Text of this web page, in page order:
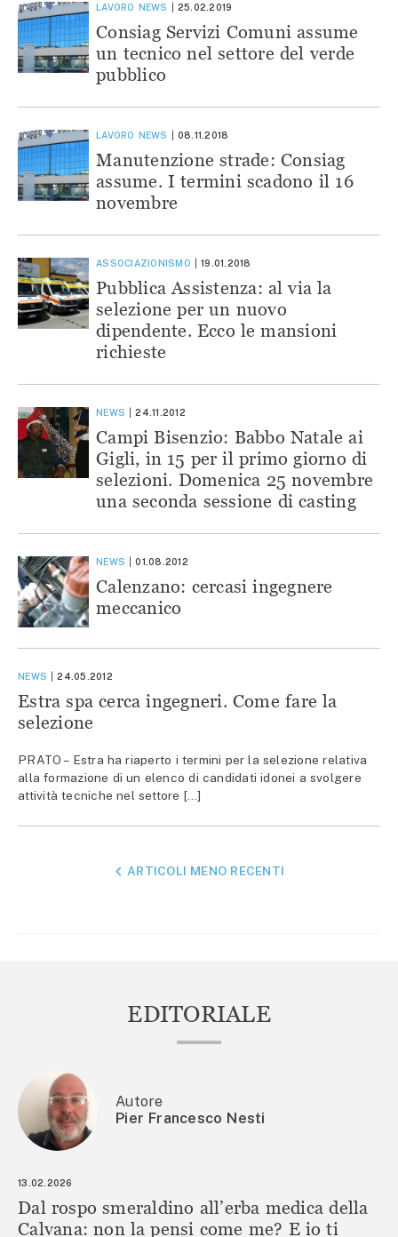
LAVORO NEWS 25.02.2019
Consiag Servizi Comuni assume
un tecnico nel settore del verde
pubblico
LAVORO NEWS 08.11.2018
Manutenzione strade: Consiag
assume. I termini scadono il 16
novembre
ASSOCIAZIONISMO 19.01.2018
Pubblica Assistenza: al via la
selezione per un nuovo
dipendente. Ecco le mansioni
richieste
NEWS 24.11.2012
Campi Bisenzio: Babbo Natale ai
Gigli, in 15 per il primo giorno di
selezioni. Domenica 25 novembre
una seconda sessione di casting
NEWS 01.08.2012
Calenzano: cercasi ingegnere
meccanico
NEWS 24.05.2012
Estra spa cerca ingegneri. Come fare la
selezione
PRATO – Estra ha riaperto i termini per la selezione relativa
alla formazione di un elenco di candidati idonei a svolgere
attività tecniche nel settore […]
NAVIGAZIONEARTICOLI MENO RECENTI
EDITORIALE
Autore
Pier Francesco Nesti
13.02.2026
Dal rospo smeraldino all’erba medica della
Calvana: non la pensi come me? E io ti